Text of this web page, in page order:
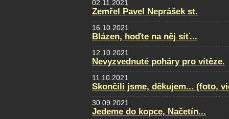
02.11.2021
Zemřel Pavel Neprášek st.
16.10.2021
Blázen, hoďte na něj síť...
12.10.2021
Nevyzvednuté poháry pro vítěze.
11.10.2021
Skončili jsme, děkujem... (foto,
30.09.2021
Jedeme do kopce, Načetín...